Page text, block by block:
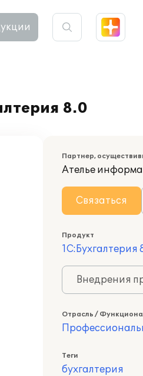
8.0
Партнер,
Ателье
Связаться
Продукт
1С:Бухгалтерия
Внедрения
Отрасль /
Теги
бухгалтерия